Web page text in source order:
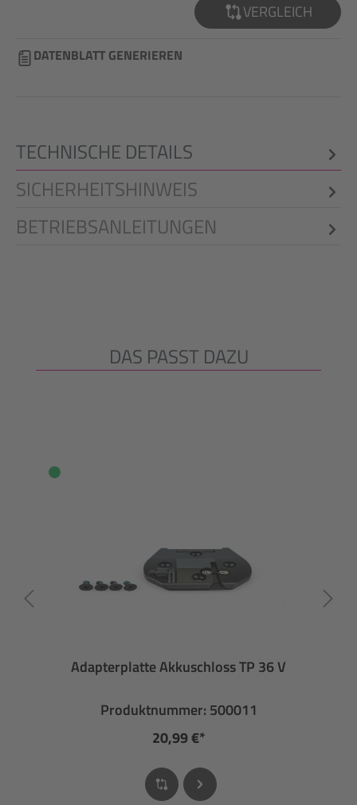
VERGLEICH
DATENBLATT GENERIEREN
TECHNISCHE DETAILS
SICHERHEITSHINWEIS
BETRIEBSANLEITUNGEN
Produktgalerie überspringen
DAS PASST DAZU
Adapterplatte Akkuschloss TP 36 V
Produktnummer: 500011
20,99 €*